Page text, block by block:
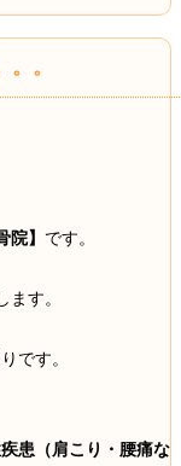
。
院】 です。
す。
です。
患（肩こり・腰痛な